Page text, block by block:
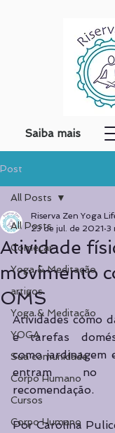
Saiba mais
Post
All Posts
Começar
Yoga & Meditação
artigos
Yoga & Meditação
YOGA
Sua comunidade
Corpo Humano
Cursos
Corpo Humano
All Posts
Atividade
movimento
OMS
Riserva Zen Yoga
23 de jul. de 2021 3
Atividades como
e tarefas
como jardinagem
entram no
recomendação.
Por Carolina